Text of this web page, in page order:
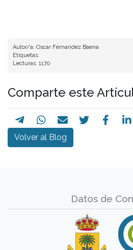
Autor/a: Oscar Fernandez Baena
Etiquetas:
Lecturas: 1170
Comparte este
Volver al Blog
Datos de